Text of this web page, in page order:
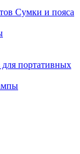
Сумки и пояса
для портативных